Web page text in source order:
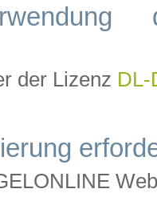
der Lizenz